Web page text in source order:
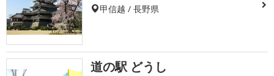
甲信越 / 長野県
道の駅 どうし